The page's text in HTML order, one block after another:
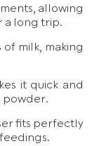
allowing
a long trip.
milk, making
it quick and
powder.
fits perfectly